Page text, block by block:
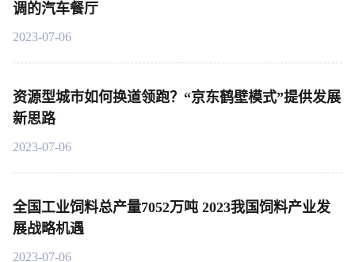
调的汽车餐厅
2023-07-06
资源型城市如何换道领跑？“京东鹤壁模式”提供发展
新思路
2023-07-06
全国工业饲料总产量7052万吨 2023我国饲料产业发
展战略机遇
2023-07-06